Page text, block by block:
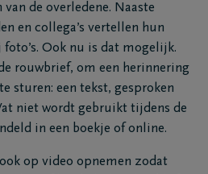
de overledene. Naaste
en collega’s vertellen hun
Ook nu is dat mogelijk.
rouwbrief, om een herinnering
sturen: een tekst, gesproken
niet wordt gebruikt tijdens de
in een boekje of online.
op video opnemen zodat